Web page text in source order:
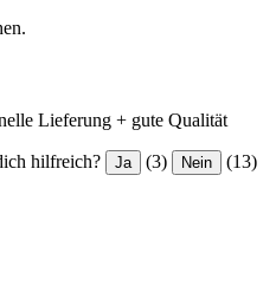
Lieferung + gute Qualität
hilfreich? Ja (3) Nein (13)